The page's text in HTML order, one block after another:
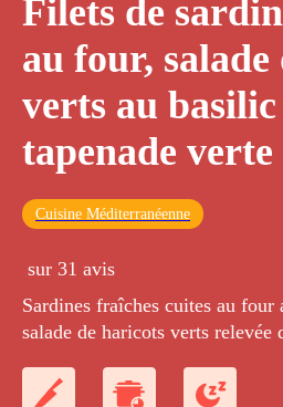
Filets de
au four,
verts au
tapenade verte
Cuisine Méditerranéenne
sur 31 avis
Sardines fraîches cuites au four
salade de haricots verts relevée